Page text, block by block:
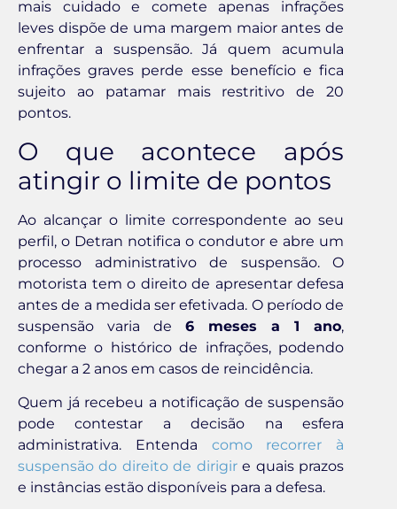
mais cuidado e comete apenas infrações
leves dispõe de uma margem maior antes de
enfrentar a suspensão. Já quem acumula
infrações graves perde esse benefício e fica
sujeito ao patamar mais restritivo de 20
pontos.
O que acontece após
atingir o limite de pontos
Ao alcançar o limite correspondente ao seu
perfil, o Detran notifica o condutor e abre um
processo administrativo de suspensão. O
motorista tem o direito de apresentar defesa
antes de a medida ser efetivada. O período de
suspensão varia de 6 meses a 1 ano,
conforme o histórico de infrações, podendo
chegar a 2 anos em casos de reincidência.
Quem já recebeu a notificação de suspensão
pode contestar a decisão na esfera
administrativa. Entenda como recorrer à
suspensão do direito de dirigire quais prazos
e instâncias estão disponíveis para a defesa.